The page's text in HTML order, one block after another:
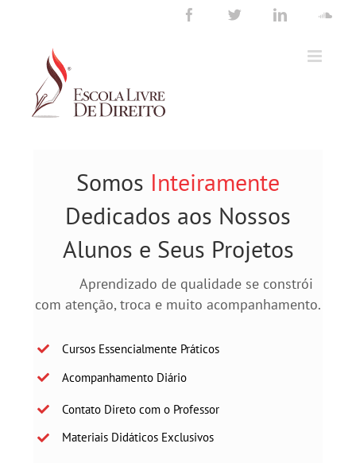
LinkedIn
Twitter
Facebook
Somos Inteiramente
Dedicados aos Nossos
Alunos e Seus Projetos
Aprendizado de qualidade se constrói
com atenção, troca e muito acompanhamento.
Cursos Essencialmente Práticos
Acompanhamento Diário
Contato Direto com o Professor
Materiais Didáticos Exclusivos